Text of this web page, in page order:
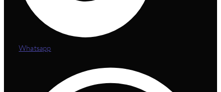
Whatsapp